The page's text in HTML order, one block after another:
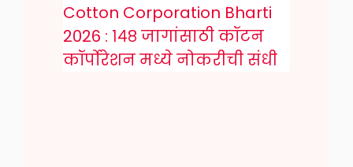
Cotton Corporation Bharti
2026 : १४८ जागांसाठी कॉटन
कॉर्पोरेशन मध्ये नोकरीची संधी